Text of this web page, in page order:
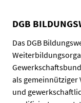
DGB
Das DGB
als gemeinnütziger
und